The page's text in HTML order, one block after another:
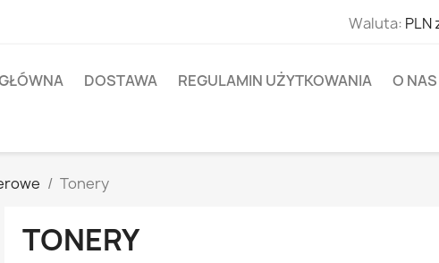
Waluta: PLN
DOSTAWA REGULAMIN UŻYTKOWANIA O NAS
Tonery
TONERY